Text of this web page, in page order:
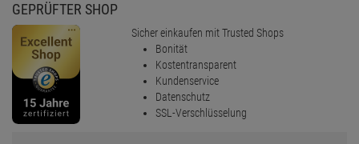
GEPRÜFTER SHOP
Sicher einkaufen mit Trusted Shops
Bonität
Kostentransparent
Kundenservice
Datenschutz
SSL-Verschlüsselung